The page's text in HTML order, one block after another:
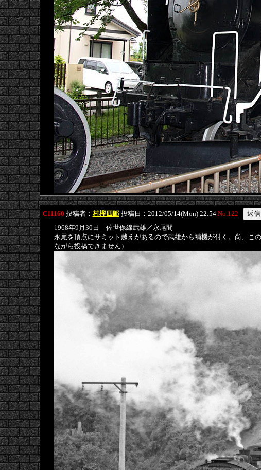
C11160 投稿者： 村樫四郞投稿日：2012/05/14(Mon) 22:54 No.122
1968年9月30日 佐世保線武雄／永尾間
永尾を頂点にサミット越えがあるので武雄から補機が付く。尚、こ
ながら投稿できません）